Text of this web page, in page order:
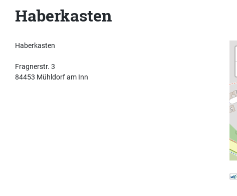
Haberkasten
Haberkasten
Fragnerstr. 3
84453 Mühldorf am Inn